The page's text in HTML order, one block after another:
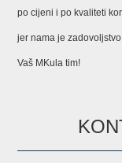
po cijeni i po kvaliteti
jer nama je
Vaš MKula tim!